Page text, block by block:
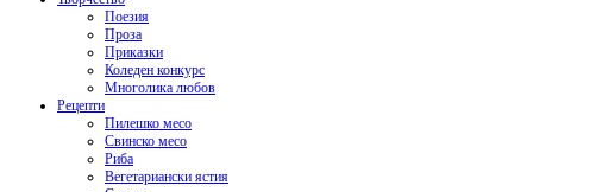
Поезия
Проза
Приказки
Коледен конкурс
Многолика любов
Рецепти
Пилешко месо
Свинско месо
Риба
Вегетариански ястия